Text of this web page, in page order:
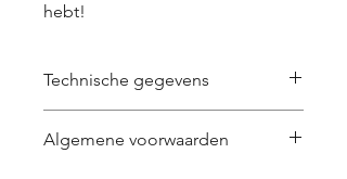
hebt!
Technische gegevens
Algemene voorwaarden